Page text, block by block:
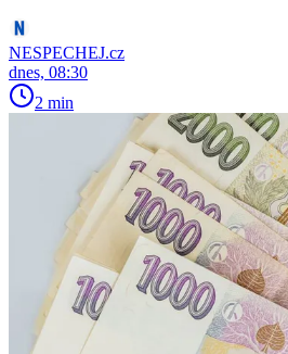
NESPECHEJ.cz
dnes, 08:30
2 min